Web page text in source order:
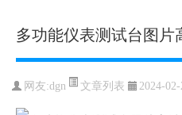
多功能仪表测试台图片
网友:dgn 文章列表 2024-